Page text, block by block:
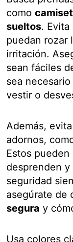
como
sueltos.
puedan rozar
irritación.
sean fáciles
sea
vestir o
Además,
adornos,
Estos
desprenden
seguridad
asegúrate de
segura y
Usa colores